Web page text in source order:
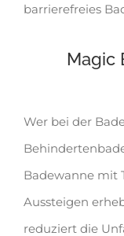
barrierefreies
Magic
Wer bei der
Badewanne mit
Aussteigen
reduziert die